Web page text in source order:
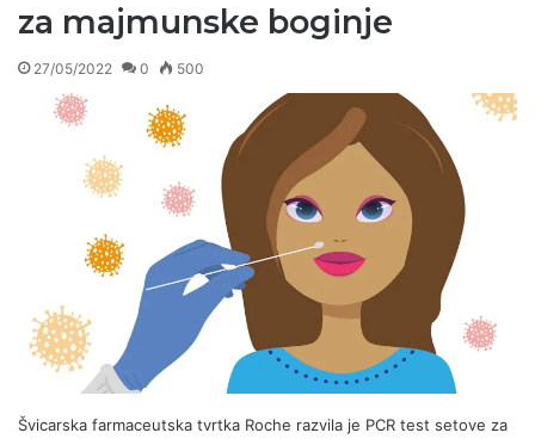
za majmunske boginje
27/05/2022 0 500
Švicarska farmaceutska tvrtka Roche razvila je PCR test setove za